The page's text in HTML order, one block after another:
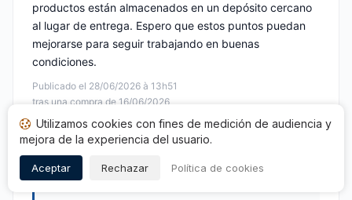
Publicado el 28/06/2026 à 13h51
tras una compra de 16/06/2026
productos están almacenados en un depósito cercano
al lugar de entrega. Espero que estos puntos puedan
mejorarse para seguir trabajando en buenas
condiciones.
Opinión traducida
Respuesta de Packeos
Publicada el 29/06/2026
Utilizamos cookies con fines de medición de audiencia y
mejora de la experiencia del usuario.
Aceptar Rechazar Política de cookies